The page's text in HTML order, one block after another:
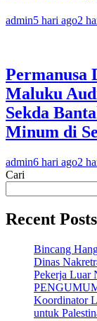
admin5 hari ago2
Permanusa
Maluku
Sekda
Minum di
admin6 hari ago2
Cari
Recent Posts
Bincang
Dinas
Pekerja Luar
Koordinator
untuk